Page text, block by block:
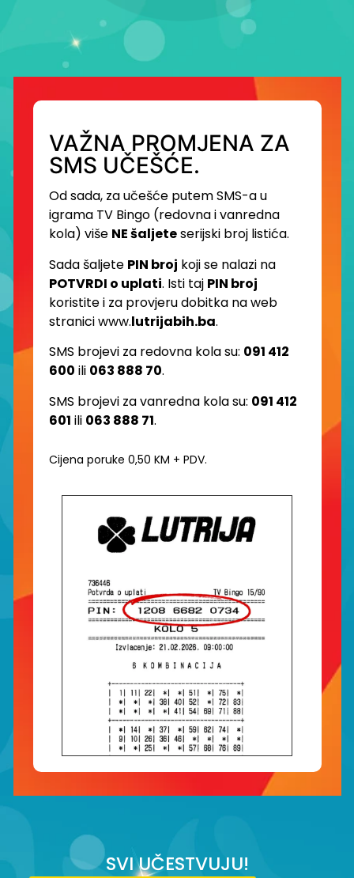
VAŽNA PROMJENA ZA
SMS UČEŠĆE.
Od sada, za učešće putem SMS-a u
igrama TV Bingo (redovna i vanredna
kola) više NE šaljeteserijski broj listića.
Sada šaljete PIN broj koji se nalazi na
POTVRDI o uplati. Isti taj PIN broj
koristite i za provjeru dobitka na web
stranici www.lutrijabih.ba.
SMS brojevi za redovna kola su: 091 412
600 ili 063 888 70.
SMS brojevi za vanredna kola su: 091 412
601 ili 063 888 71.
Cijena poruke 0,50 KM + PDV.
SVI UČESTVUJU!